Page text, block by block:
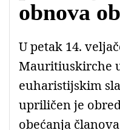
obnova
U petak 14.
Mauritiuskirche
euharistijskim
upriličen je
obećanja